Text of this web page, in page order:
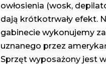
owłosienia (wosk,
dają krótkotrwały efekt.
gabinecie wykonujemy
uznanego przez
Sprzęt wyposażony jest w